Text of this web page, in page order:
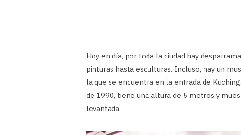
Hoy en día, por toda la ciudad hay
pinturas hasta esculturas. Incluso, hay un
la que se encuentra en la entrada de
de 1990, tiene una altura de 5 metros y
levantada.